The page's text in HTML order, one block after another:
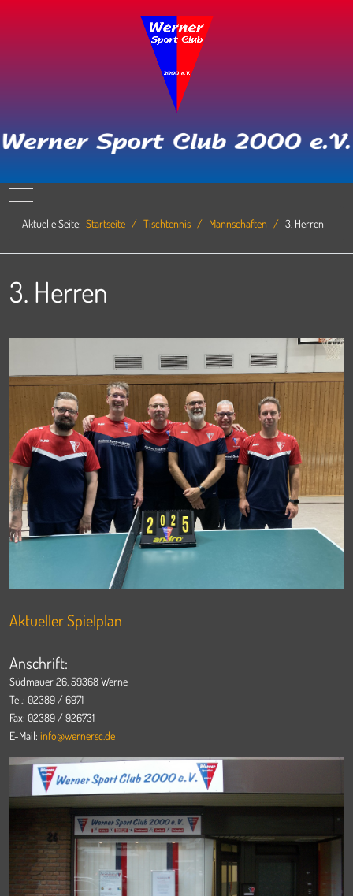
Mobile Menu Toggle
Aktuelle Seite: Startseite Tischtennis Mannschaften 3. Herren
3. Herren
Aktueller Spielplan
Anschrift:
Südmauer 26, 59368 Werne
Tel.: 02389 / 6971
Fax: 02389 / 926731
E-Mail: info@wernersc.de